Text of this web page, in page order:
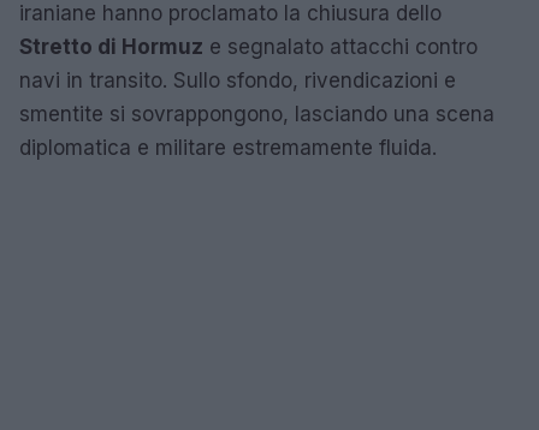
iraniane hanno proclamato la chiusura dello
Stretto di Hormuz e segnalato attacchi contro
navi in transito. Sullo sfondo, rivendicazioni e
smentite si sovrappongono, lasciando una scena
diplomatica e militare estremamente fluida.